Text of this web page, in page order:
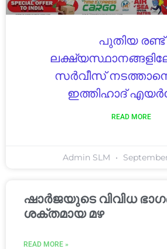
പുതിയ രണ്ട്
സർവീസ്
ഇത്തിഹാദ്
READ MORE
Admin SLM
ഷാർജയുടെ വിവിധ
ശക്തമായ മഴ
READ MORE »